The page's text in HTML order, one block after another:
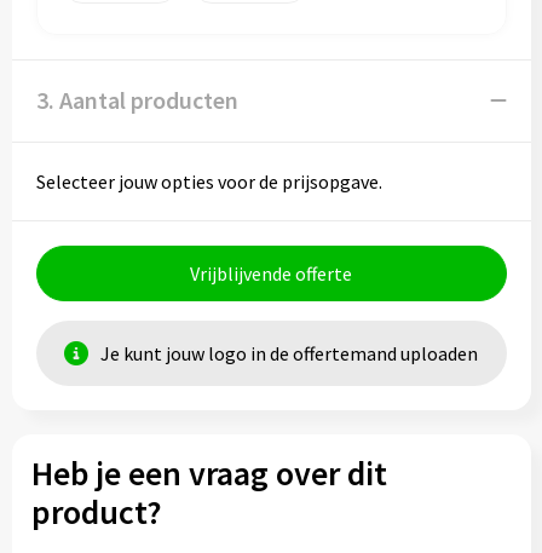
3. Aantal producten
Selecteer jouw opties voor de prijsopgave.
Vrijblijvende offerte
Je kunt jouw logo in de offertemand uploaden
Heb je een vraag over dit
product?